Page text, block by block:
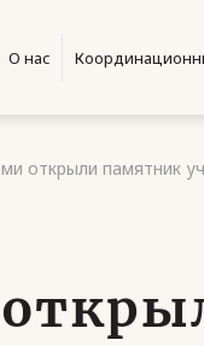
О нас
открыли памятник